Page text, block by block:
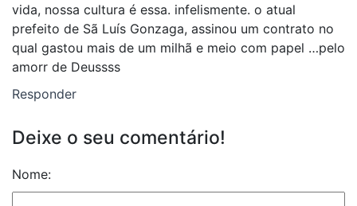
vida, nossa cultura é essa. infelismente. o atual
prefeito de Sã Luís Gonzaga, assinou um contrato no
qual gastou mais de um milhã e meio com papel …pelo
amorr de Deussss
Responder
Deixe o seu comentário!
Nome: